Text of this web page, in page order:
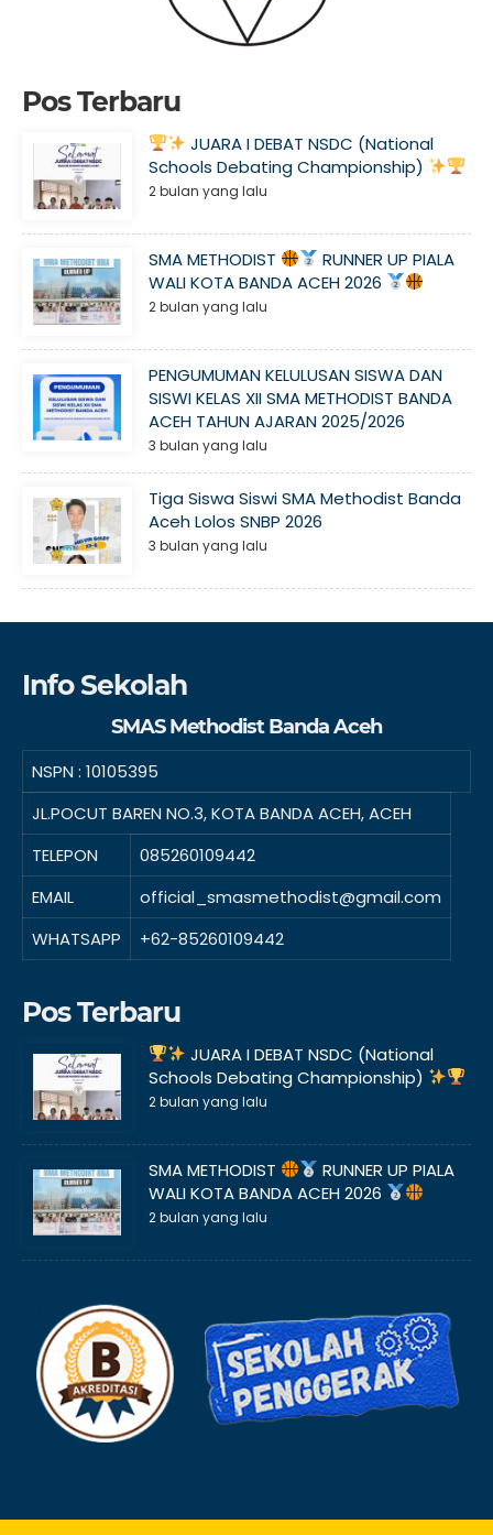
Pos Terbaru
JUARA I DEBAT NSDC (National
Schools Debating Championship)
2 bulan yang lalu
SMA METHODIST
RUNNER UP PIALA
WALI KOTA BANDA ACEH 2026
2 bulan yang lalu
PENGUMUMAN KELULUSAN SISWA DAN
SISWI KELAS XII SMA METHODIST BANDA
ACEH TAHUN AJARAN 2025/2026
3 bulan yang lalu
Tiga Siswa Siswi SMA Methodist Banda
Aceh Lolos SNBP 2026
3 bulan yang lalu
Info Sekolah
SMAS Methodist Banda Aceh
NSPN : 10105395
JL.POCUT BAREN NO.3, KOTA BANDA ACEH, ACEH
TELEPON
085260109442
EMAIL
official_smasmethodist@gmail.com
WHATSAPP
+62-85260109442
Pos Terbaru
JUARA I DEBAT NSDC (National
Schools Debating Championship)
2 bulan yang lalu
SMA METHODIST
RUNNER UP PIALA
WALI KOTA BANDA ACEH 2026
2 bulan yang lalu